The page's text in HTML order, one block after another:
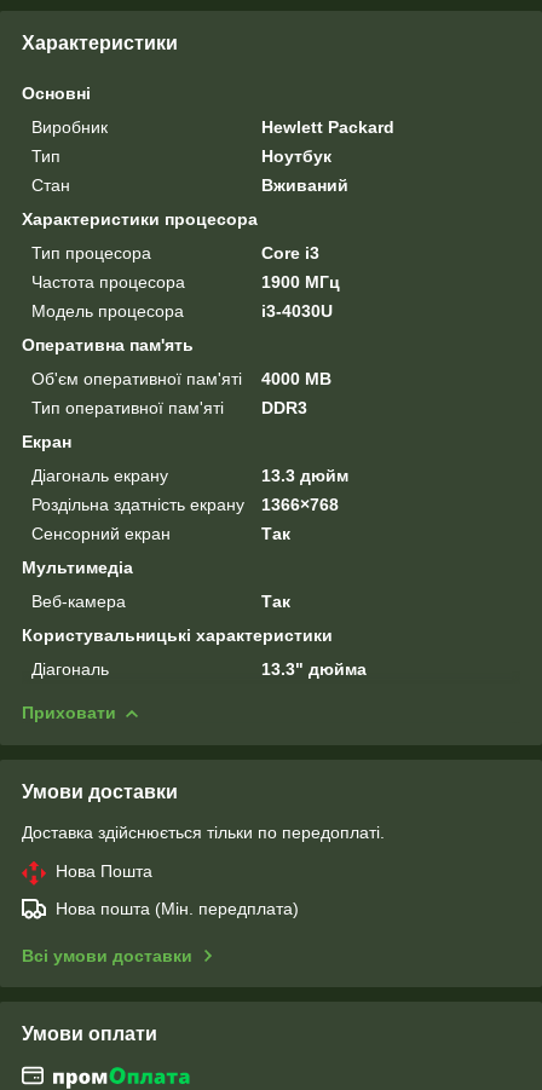
Характеристики
Основні
Виробник
Hewlett Packard
Тип
Ноутбук
Стан
Вживаний
Характеристики процесора
Тип процесора
Core i3
Частота процесора
1900 МГц
Модель процесора
i3-4030U
Оперативна пам'ять
Об'єм оперативної пам'яті
4000 MB
Тип оперативної пам'яті
DDR3
Екран
Діагональ екрану
13.3 дюйм
Роздільна здатність екрану
1366×768
Сенсорний екран
Так
Мультимедіа
Веб-камера
Так
Користувальницькі характеристики
Діагональ
13.3" дюйма
Приховати
Умови доставки
Доставка здійснюється тільки по передоплаті.
Нова Пошта
Нова пошта (Мін. передплата)
Всі умови доставки
Умови оплати